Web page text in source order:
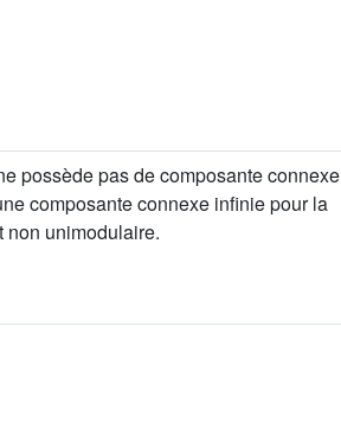
possède pas de composante connexe
composante connexe infinie pour la
non unimodulaire.